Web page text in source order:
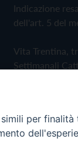
Indicazione
dell'art. 5 del
Vita Trentina,
Settimanali
Privacy Policy
per